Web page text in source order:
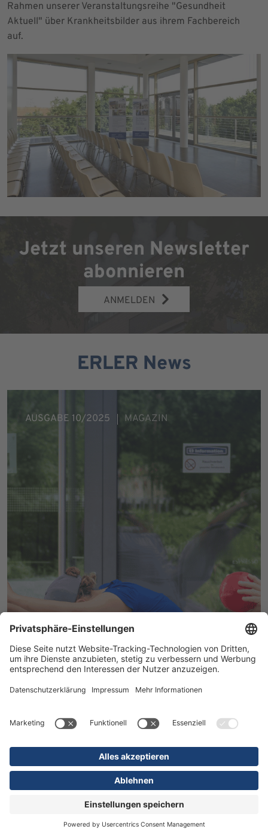
Rahmen unserer Veranstaltungsreihe "Gesundheit
Aktuell" über Krankheitsbilder aus ihrem Fachbereich
auf.
Jetzt unseren Newsletter
abonnieren
ANMELDEN
ERLER News
Therapeutische Vielfalt in der DR.
ERLER REHA
Spezialisten für Arbeitsunfälle, Neue
MEHR ERFAHREN
AUSGABE 10/2025 MAGAZIN
03.08.2026 Kliniken Anästhesie